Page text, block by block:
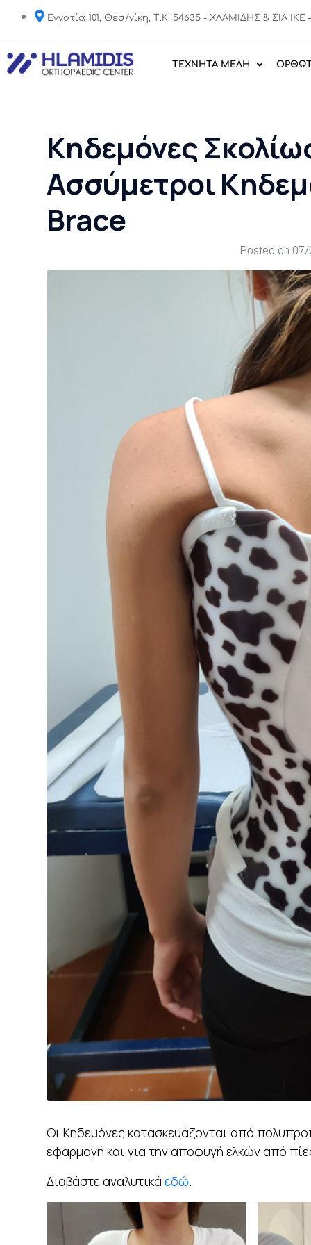
Εγνατία 101, Θεσ/νίκη, Τ.Κ. 54635 - ΧΛΑΜΙΔΗΣ & ΣΙΑ
ΤΕΧΝΗΤΑ ΜΕΛΗ
Κηδεμόνες
Ασσύμετροι
Brace
Posted on
Οι Κηδεμόνες κατασκευάζονται από
εφαρμογή και για την αποφυγή ελκών από
Διαβάστε αναλυτικά εδώ.